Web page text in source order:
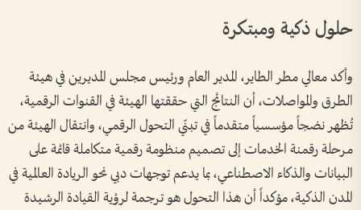
حلول ذكية ومبتكرة
وأكد معالي مطر الطاير، المدير العام ورئيس مجلس المديرين في هيئة
الطرق والمواصلات، أن النتائج التي حققتها الهيئة في القنوات الرقمية،
تُظهر نضجاً مؤسسياً متقدماً في تبنّي التحول الرقمي، وانتقال الهيئة من
مرحلة رقمنة الخدمات إلى تصميم منظومة رقمية متكاملة قائمة على
البيانات والذكاء الاصطناعي، بما يدعم توجهات دبي نحو الريادة العالمية في
المدن الذكية، مؤكداً أن هذا التحول هو ترجمة لرؤية القيادة الرشيدة